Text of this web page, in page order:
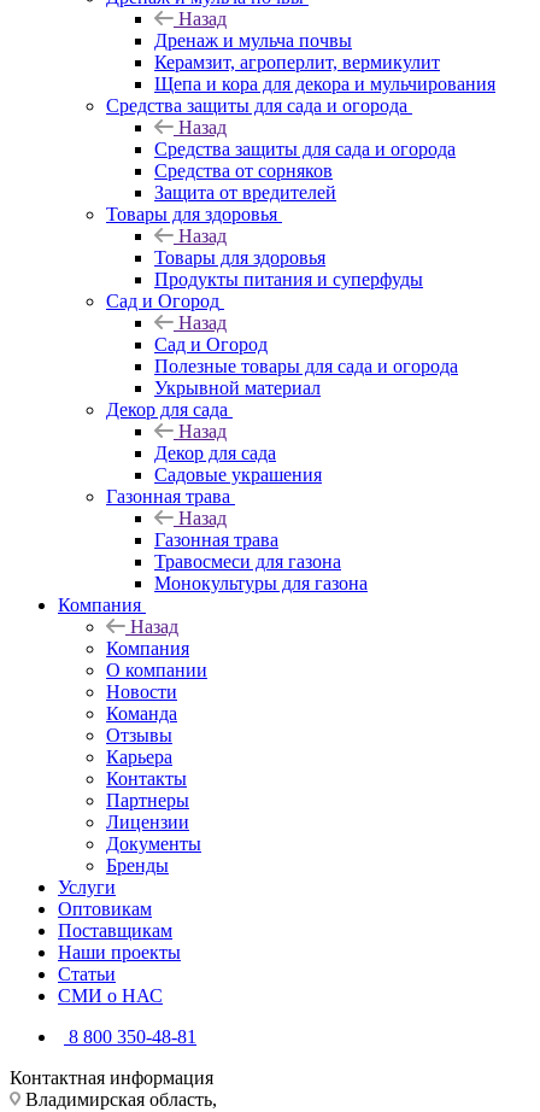
Назад
Дренаж и мульча почвы
Керамзит, агроперлит, вермикулит
Щепа и кора для декора и мульчирования
Средства защиты для сада и огорода
Назад
Средства защиты для сада и огорода
Средства от сорняков
Защита от вредителей
Товары для здоровья
Назад
Товары для здоровья
Продукты питания и суперфуды
Сад и Огород
Назад
Сад и Огород
Полезные товары для сада и огорода
Укрывной материал
Декор для сада
Назад
Декор для сада
Садовые украшения
Газонная трава
Назад
Газонная трава
Травосмеси для газона
Монокультуры для газона
Компания
Назад
Компания
О компании
Новости
Команда
Отзывы
Карьера
Контакты
Партнеры
Лицензии
Документы
Бренды
Услуги
Оптовикам
Поставщикам
Наши проекты
Статьи
СМИ о НАС
8 800 350-48-81
Контактная информация
Владимирская область,